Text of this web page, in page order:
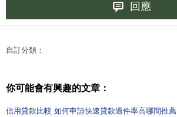
回應
自訂分類：
你可能會有興趣的文章：
信用貸款比較 如何申請快速貸款過件率高哪間推薦